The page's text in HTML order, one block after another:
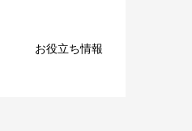
お役立ち情報